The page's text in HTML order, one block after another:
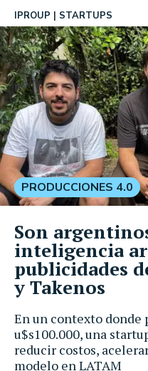
En un contexto
u$s100.000, una
reducir costos,
modelo en LATAM
IPROUP STARTUPS
PRODUCCIONES 4.0
Son
inteligencia
publicidades
y Takenos